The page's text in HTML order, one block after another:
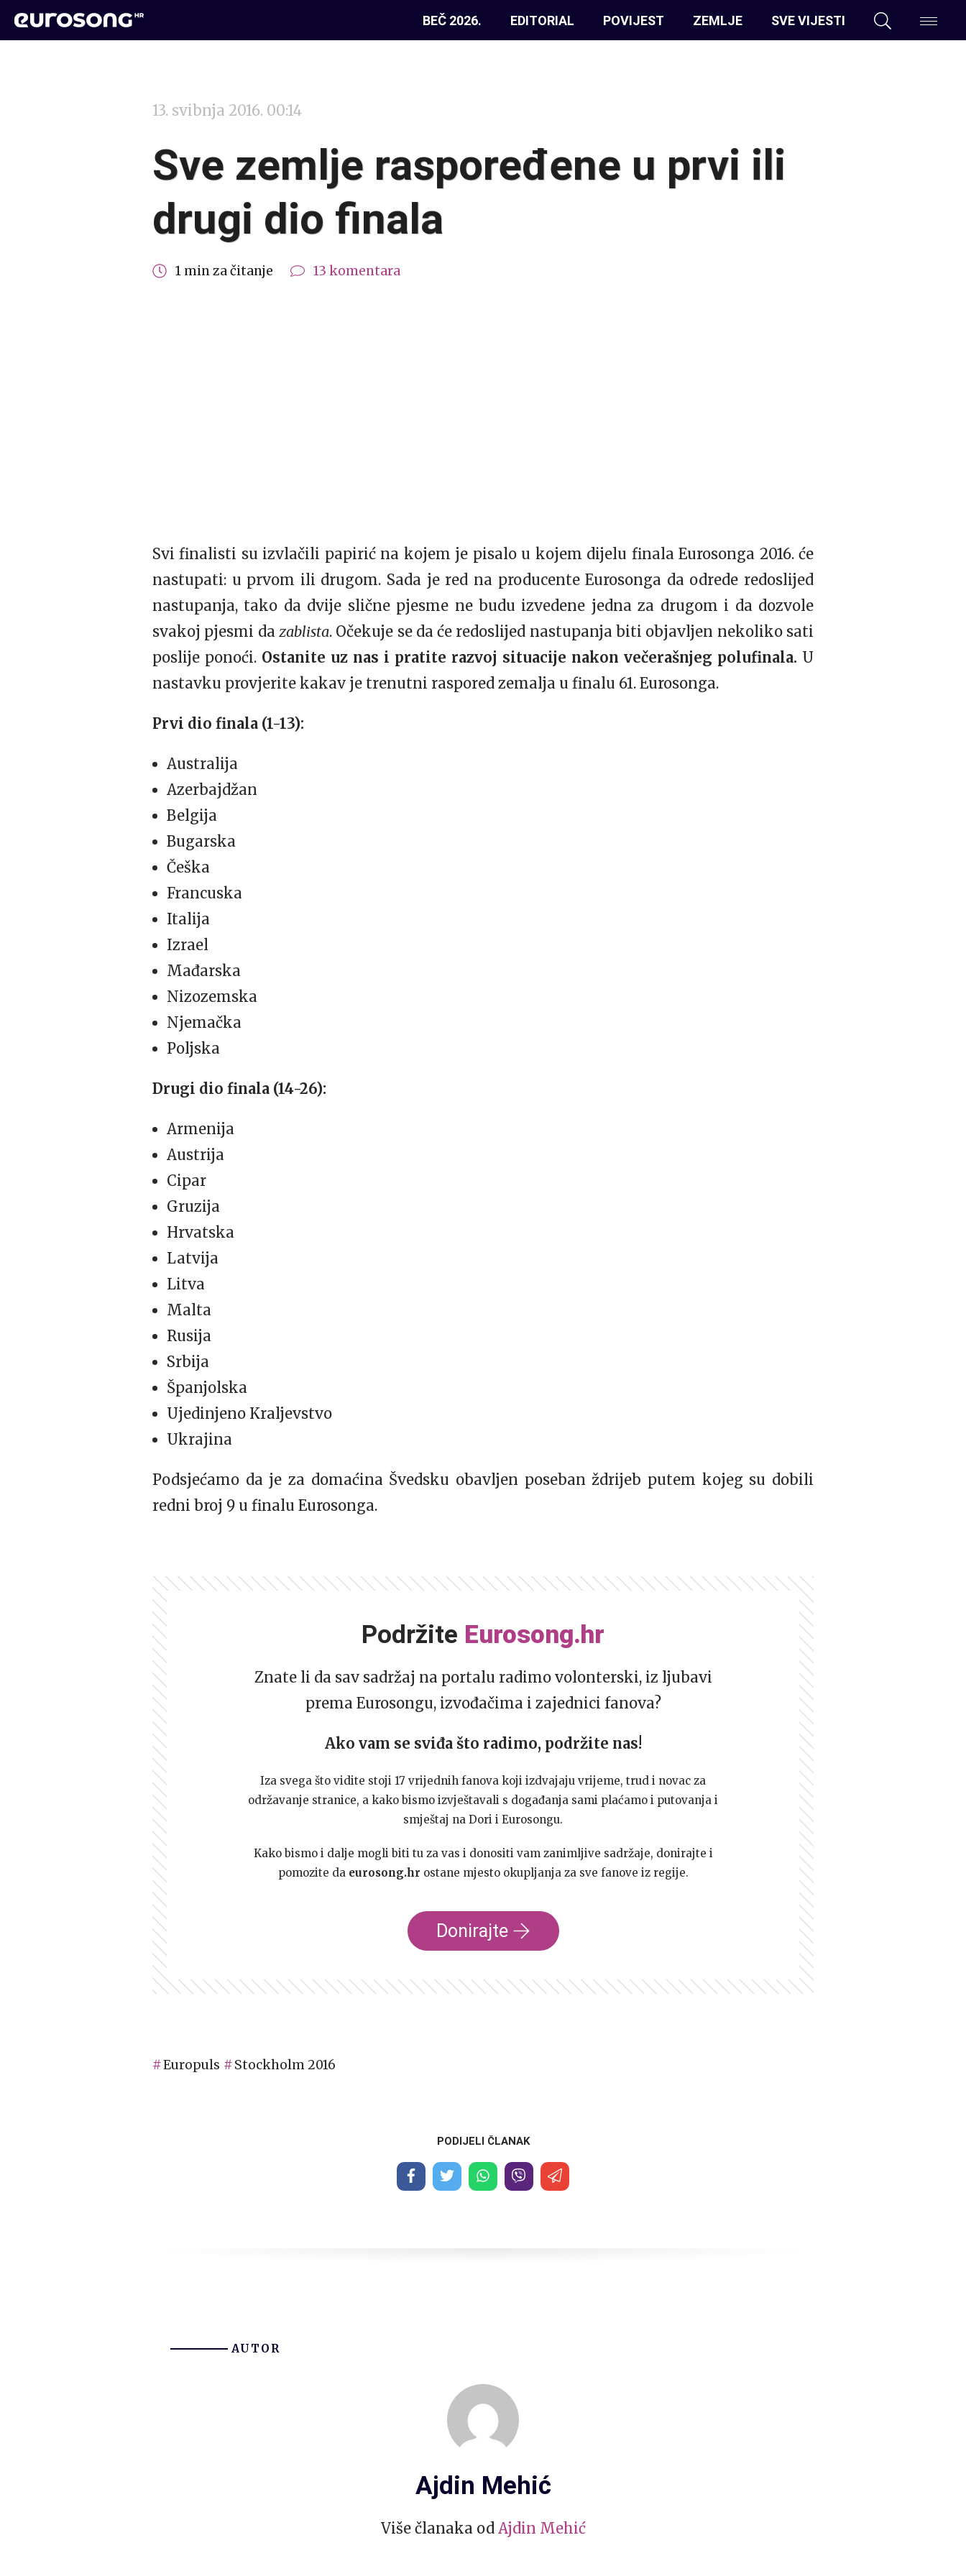
BEČ 2026. EDITORIAL POVIJEST ZEMLJE SVE VIJESTI
13. svibnja 2016. 00:14
Sve zemlje raspoređene u prvi ili
drugi dio finala
1 min za čitanje 13 komentara
Svi finalisti su izvlačili papirić na kojem je pisalo u kojem dijelu finala Eurosonga 2016. će
nastupati: u prvom ili drugom. Sada je red na producente Eurosonga da odrede redoslijed
nastupanja, tako da dvije slične pjesme ne budu izvedene jedna za drugom i da dozvole
svakoj pjesmi da zablista. Očekuje se da će redoslijed nastupanja biti objavljen nekoliko sati
poslije ponoći. Ostanite uz nas i pratite razvoj situacije nakon večerašnjeg polufinala. U
nastavku provjerite kakav je trenutni raspored zemalja u finalu 61. Eurosonga.
Prvi dio finala (1-13):
Australija
Azerbajdžan
Belgija
Bugarska
Češka
Francuska
Italija
Izrael
Mađarska
Nizozemska
Njemačka
Poljska
Drugi dio finala (14-26):
Armenija
Austrija
Cipar
Gruzija
Hrvatska
Latvija
Litva
Malta
Rusija
Srbija
Španjolska
Ujedinjeno Kraljevstvo
Ukrajina
Podsjećamo da je za domaćina Švedsku obavljen poseban ždrijeb putem kojeg su dobili
redni broj 9 u finalu Eurosonga.
Podržite Eurosong.hr
Znate li da sav sadržaj na portalu radimo volonterski, iz ljubavi
prema Eurosongu, izvođačima i zajednici fanova?
Ako vam se sviđa što radimo, podržite nas!
Iza svega što vidite stoji 17 vrijednih fanova koji izdvajaju vrijeme, trud i novac za
održavanje stranice, a kako bismo izvještavali s događanja sami plaćamo i putovanja i
smještaj na Dori i Eurosongu.
Kako bismo i dalje mogli biti tu za vas i donositi vam zanimljive sadržaje, donirajte i
pomozite da eurosong.hr ostane mjesto okupljanja za sve fanove iz regije.
Donirajte
Europuls Stockholm 2016
PODIJELI ČLANAK
AUTOR
Ajdin Mehić
Više članaka od Ajdin Mehić